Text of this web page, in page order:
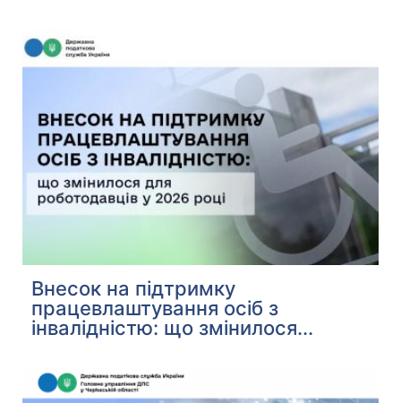
Внесок на підтримку
працевлаштування осіб з
інвалідністю: що змінилося...